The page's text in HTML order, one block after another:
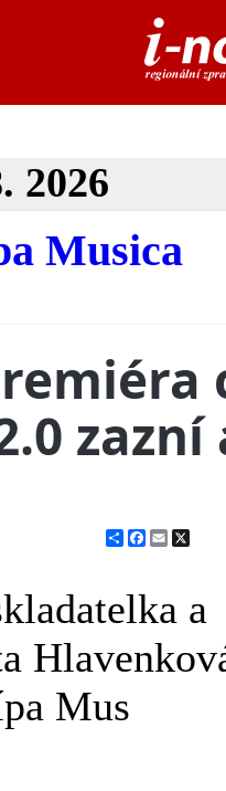
2026
Musica
zazní
ShareFacebook
Email